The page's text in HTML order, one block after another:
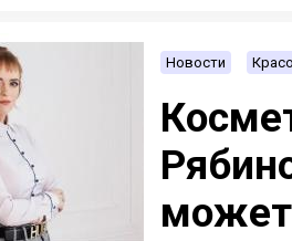
Новости